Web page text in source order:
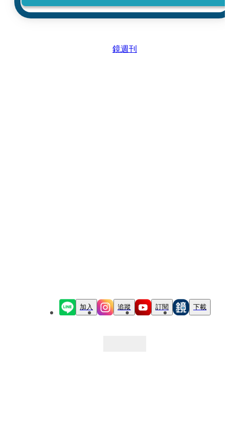
鏡週刊
加入 追蹤 訂閱 下載